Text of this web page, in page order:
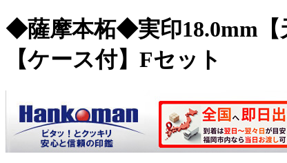
◆薩摩本柘◆実印18.0mm【
【ケース付】Fセット